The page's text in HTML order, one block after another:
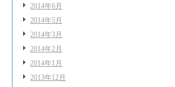
2014年6月
2014年5月
2014年3月
2014年2月
2014年1月
2013年12月